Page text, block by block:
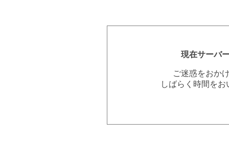
現在サーバ
ご迷惑をおか
しばらく時間を